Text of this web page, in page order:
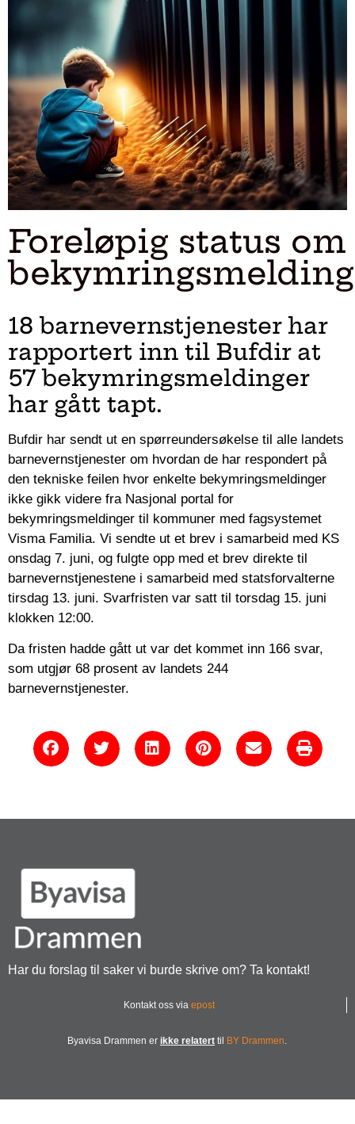
Foreløpig status om
18 barnevernstjenester har
rapportert inn til Bufdir at
57 bekymringsmeldinger
har gått tapt.
Bufdir har sendt ut en spørreundersøkelse til alle landets
barnevernstjenester om hvordan de har respondert på
den tekniske feilen hvor enkelte bekymringsmeldinger
ikke gikk videre fra Nasjonal portal for
bekymringsmeldinger til kommuner med fagsystemet
Visma Familia. Vi sendte ut et brev i samarbeid med KS
onsdag 7. juni, og fulgte opp med et brev direkte til
barnevernstjenestene i samarbeid med statsforvalterne
tirsdag 13. juni. Svarfristen var satt til torsdag 15. juni
klokken 12:00.
Da fristen hadde gått ut var det kommet inn 166 svar,
som utgjør 68 prosent av landets 244
barnevernstjenester.
Har du forslag til saker vi burde skrive om? Ta kontakt!
Kontakt oss via epost
Byavisa Drammen er ikke relatert til BY Drammen